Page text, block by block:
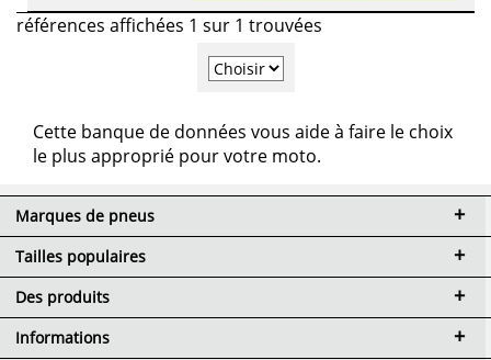
références affichées 1 sur 1 trouvées
Cette banque de données vous aide à faire le choix
le plus approprié pour votre moto.
Marques de pneus
Tailles populaires
Des produits
Informations